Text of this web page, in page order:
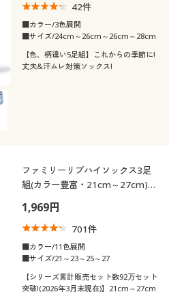
42件
■カラー/3色展開
■サイズ/24cm～26cm～26cm～28cm
【色、柄違い5足組】これからの季節に!
丈夫&汗ムレ対策ソックス!
ファミリーリブハイソックス3足
組(カラー豊富・21cm～27cm)
1,969円
701件
■カラー/11色展開
■サイズ/21～23～25～27
【シリーズ累計販売セット数92万セット
突破!(2026年3月末現在)】21cm～27cm